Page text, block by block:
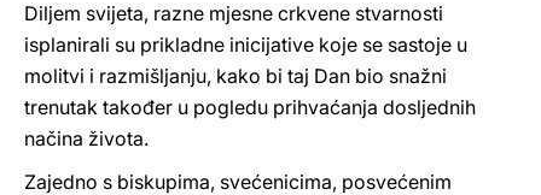
Diljem svijeta, razne mjesne crkvene stvarnosti
isplanirali su prikladne inicijative koje se sastoje u
molitvi i razmišljanju, kako bi taj Dan bio snažni
trenutak također u pogledu prihvaćanja dosljednih
načina života.
Zajedno s biskupima, svećenicima, posvećenim